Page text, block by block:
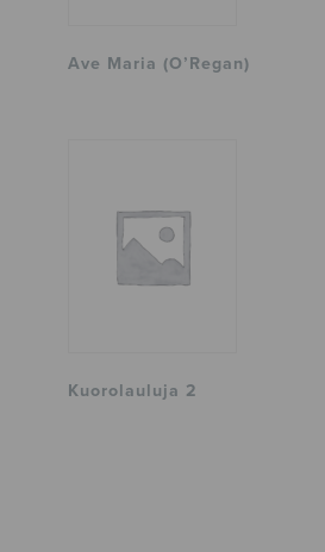
Ave Maria (O’Regan)
Kuorolauluja 2